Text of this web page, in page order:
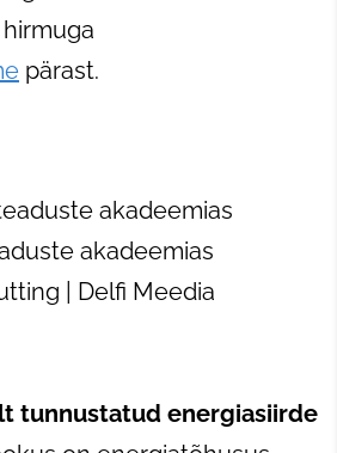
pärast.
akadeemias
| Delfi Meedia
tunnustatud energiasiirde